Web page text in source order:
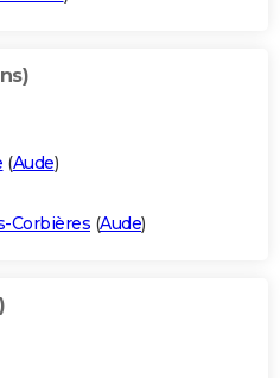
(Aude)
Corbières (Aude)